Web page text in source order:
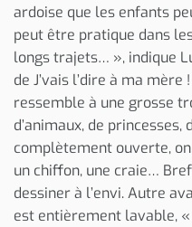
ardoise que les enfants
peut être pratique dans
longs trajets… », indique
de J’vais l’dire à ma
ressemble à une grosse
d’animaux, de
complètement ouverte,
un chiffon, une craie…
dessiner à l’envi. Autre
est entièrement lavable,